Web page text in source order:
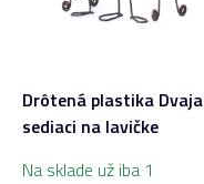
Drôtená plastika Dvaja
sediaci na lavičke
Na sklade už iba 1